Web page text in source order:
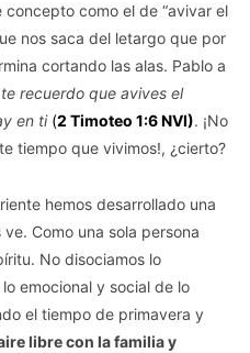
como el de “avivar el
nos saca del letargo que por
cortando las alas. Pablo a
te recuerdo que avives el
en ti (2 Timoteo 1:6 NVI). ¡No
tiempo que vivimos!, ¿cierto?
hemos desarrollado una
Como una sola persona
No disociamos lo
emocional y social de lo
el tiempo de primavera y
libre con la familia y